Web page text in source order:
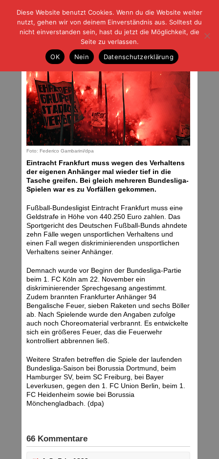
| | |BLOG-GFußball und der Rest
HOME|REGELN|IMPRESSUM |DATENSCHUTZ
Eintracht muss Strafe zahlen
Freitag, 27.02.26 | 05:00 Uhr
Foto: Federico Gambarini/dpa
Eintracht Frankfurt muss wegen des Verhaltens
der eigenen Anhänger mal wieder tief in die
Tasche greifen. Bei gleich mehreren Bundesliga-
Spielen war es zu Vorfällen gekommen.
Fußball-Bundesligist Eintracht Frankfurt muss eine
Geldstrafe in Höhe von 440.250 Euro zahlen. Das
Sportgericht des Deutschen Fußball-Bunds ahndete
zehn Fälle wegen unsportlichen Verhaltens und
einen Fall wegen diskriminierenden unsportlichen
Verhaltens seiner Anhänger.
Demnach wurde vor Beginn der Bundesliga-Partie
beim 1. FC Köln am 22. November ein
diskriminierender Sprechgesang angestimmt.
Zudem brannten Frankfurter Anhänger 94
Bengalische Feuer, sieben Raketen und sechs Böller
ab. Nach Spielende wurde den Angaben zufolge
auch noch Choreomaterial verbrannt. Es entwickelte
sich ein größeres Feuer, das die Feuerwehr
kontrolliert abbrennen ließ.
Weitere Strafen betreffen die Spiele der laufenden
Bundesliga-Saison bei Borussia Dortmund, beim
Hamburger SV, beim SC Freiburg, bei Bayer
Leverkusen, gegen den 1. FC Union Berlin, beim 1.
FC Heidenheim sowie bei Borussia
Mönchengladbach. (dpa)
66 Kommentare
Diese Website benutzt Cookies. Wenn du die Website weiter
nutzt, gehen wir von deinem Einverständnis aus. Solltest du
nicht einverstanden sein, hast du jetzt die Möglichkeit, die
Seite zu verlassen.
OK
Nein Datenschutzerklärung